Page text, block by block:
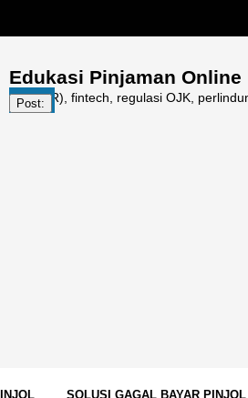
Edukasi Pinjaman Online
Post: regulasi OJK, perlindungan
SOLUSI GAGAL BAYAR PINJOL